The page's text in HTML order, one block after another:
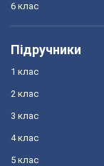
6 клас
Підручники
1 клас
2 клас
3 клас
4 клас
5 клас